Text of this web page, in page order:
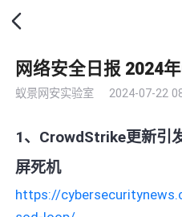
网络安全日报 2024
蚁景网安实验室 2024-07-22
1、CrowdStrike更新引
屏死机
https://